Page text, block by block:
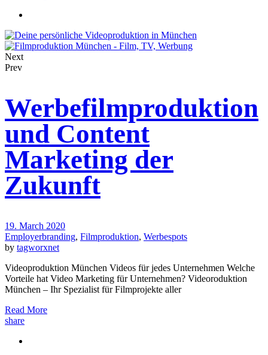
Next
Prev
Werbefilmproduktion
und Content
Marketing der
Zukunft
19. March 2020
Employerbranding, Filmproduktion, Werbespots
by tagworxnet
Videoproduktion München Videos für jedes Unternehmen Welche
Vorteile hat Video Marketing für Unternehmen? Videoroduktion
München – Ihr Spezialist für Filmprojekte aller
Read More
share